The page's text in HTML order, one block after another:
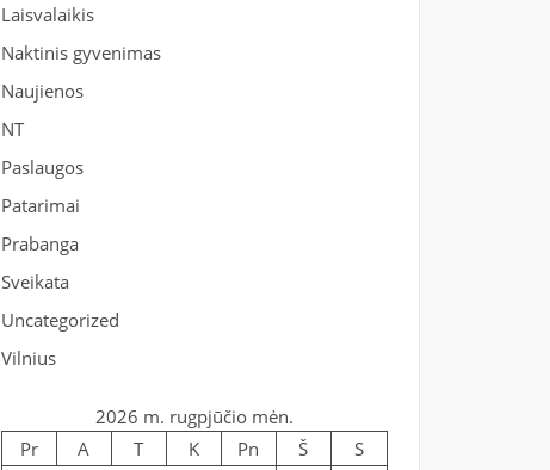
Laisvalaikis
Naktinis gyvenimas
Naujienos
NT
Paslaugos
Patarimai
Prabanga
Sveikata
Uncategorized
Vilnius
2026 m. rugpjūčio mėn.
Pr
A T K Pn Š
S